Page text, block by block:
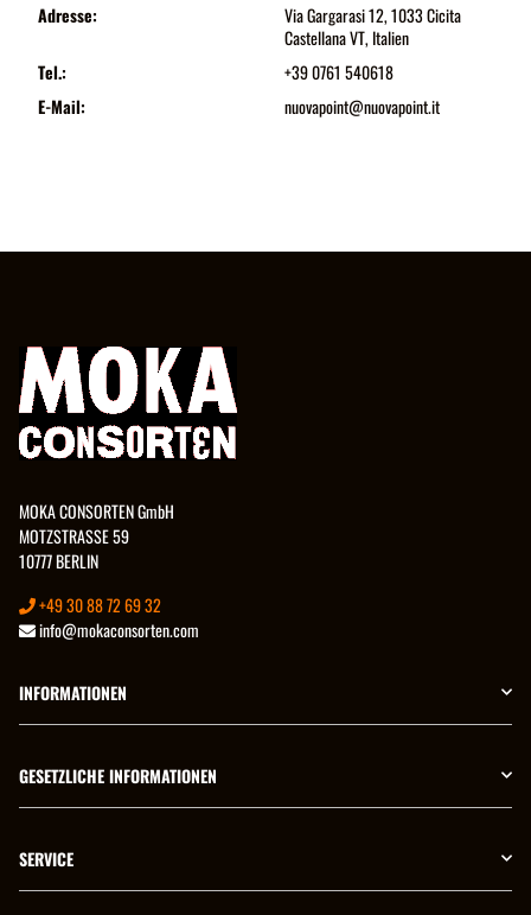
Adresse:
Via Gargarasi 12, 1033 Cicita
Castellana VT, Italien
Tel.:
+39 0761 540618
E-Mail:
nuovapoint@nuovapoint.it
MOKA CONSORTEN GmbH
MOTZSTRASSE 59
10777 BERLIN
+49 30 88 72 69 32
info@mokaconsorten.com
INFORMATIONEN
GESETZLICHE INFORMATIONEN
SERVICE